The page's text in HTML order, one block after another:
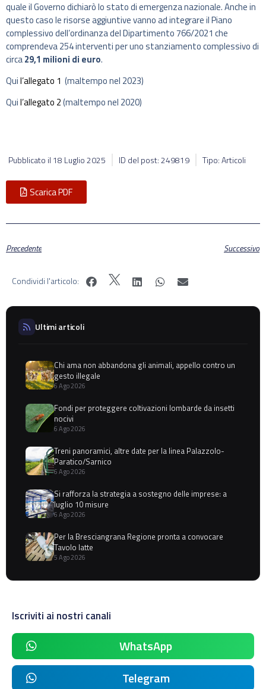
quale il Governo dichiarò lo stato di emergenza nazionale. Anche in
questo caso le risorse aggiuntive vanno ad integrare il Piano
complessivo dell’ordinanza del Dipartimento 766/2021 che
comprendeva 254 interventi per uno stanziamento complessivo di
circa29,1 milioni di euro.
Quil’allegato 1 (maltempo nel 2023)
Quil’allegato 2(maltempo nel 2020)
Pubblicato il 18 Luglio 2025 ID del post: 249819 Tipo: Articoli
Scarica PDF
Precedente Successivo
Condividi l'articolo:
Ultimi articoli
Chi ama non abbandona gli animali, appello contro un
gesto illegale
6 Ago 2026
Fondi per proteggere coltivazioni lombarde da insetti
nocivi
6 Ago 2026
Treni panoramici, altre date per la linea Palazzolo-
Paratico/Sarnico
6 Ago 2026
Si rafforza la strategia a sostegno delle imprese: a
luglio 10 misure
6 Ago 2026
Per la Bresciangrana Regione pronta a convocare
Tavolo latte
5 Ago 2026
Iscriviti ai nostri canali
WhatsApp
Telegram